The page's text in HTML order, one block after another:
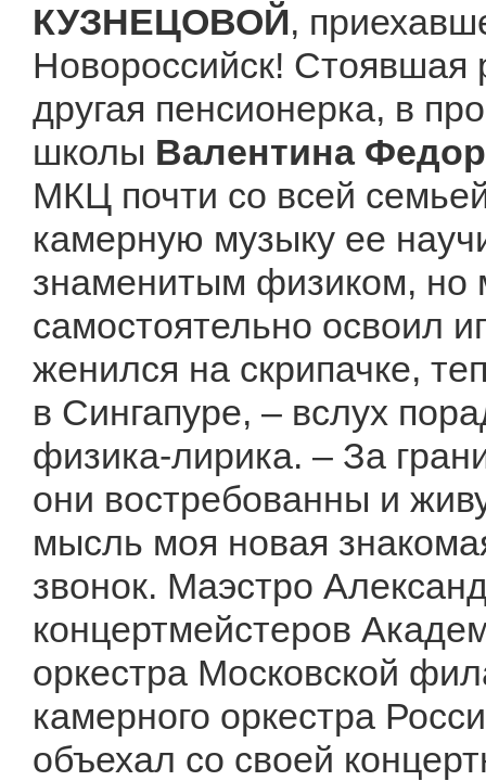
КУЗНЕЦОВОЙ,
Новороссийск! Стоявшая
другая пенсионерка, в
школы Валентина
МКЦ почти со всей
камерную музыку ее
знаменитым физиком, но
самостоятельно освоил
женился на скрипачке,
в Сингапуре, – вслух
физика-лирика. – За
они востребованны и
мысль моя новая
звонок. Маэстро
концертмейстеров
оркестра Московской
камерного оркестра
объехал со своей